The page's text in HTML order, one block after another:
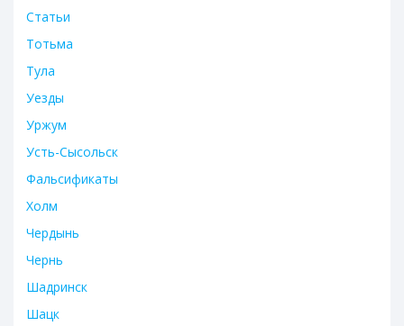
Статьи
Тотьма
Тула
Уезды
Уржум
Усть-Сысольск
Фальсификаты
Холм
Чердынь
Чернь
Шадринск
Шацк